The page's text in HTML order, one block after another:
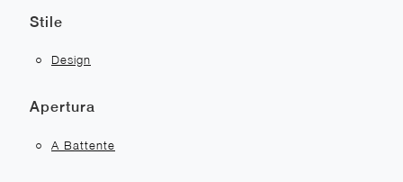
Stile
Design
Apertura
A Battente